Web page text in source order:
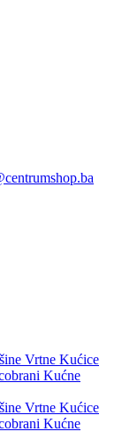
Vrtne Kućice
Kućne
Vrtne Kućice
Kućne